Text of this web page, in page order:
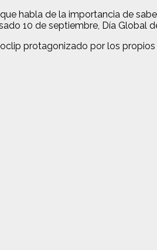
habla de la importancia de
10 de septiembre, Día Global
protagonizado por los